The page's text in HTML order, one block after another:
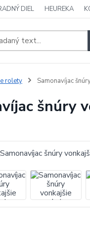
DIEL HEUREKA
rolety Samonavíjac
šnúry